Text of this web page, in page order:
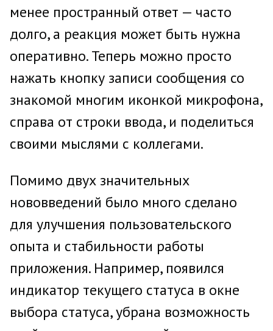
менее пространный ответ — часто
долго, а реакция может быть нужна
оперативно. Теперь можно просто
нажать кнопку записи сообщения со
знакомой многим иконкой микрофона,
справа от строки ввода, и поделиться
своими мыслями с коллегами.
Помимо двух значительных
нововведений было много сделано
для улучшения пользовательского
опыта и стабильности работы
приложения. Например, появился
индикатор текущего статуса в окне
выбора статуса, убрана возможность